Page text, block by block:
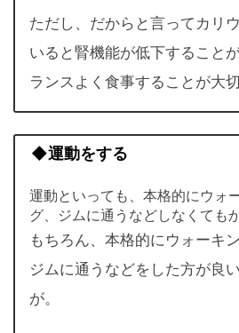
ただし、だからと言ってカリ
いると腎機能が低下すること
ランスよく食事することが大切
◆運動をする
運動といっても、本格的にウォ
グ、ジムに通うなどしなくても
もちろん、本格的にウォーキ
ジムに通うなどをした方が良
が。